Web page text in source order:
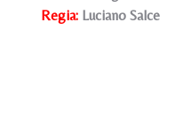
Regia: Luciano Salce